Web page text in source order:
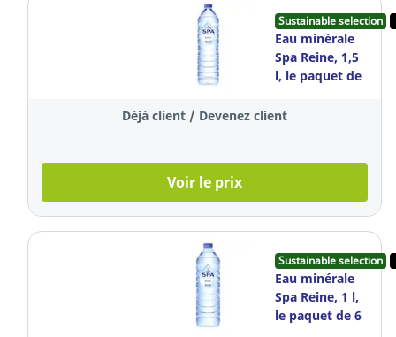
Sustainable selection
Eau minérale
Spa Reine, 1,5
l, le paquet de
Déjà client / Devenez client
Voir le prix
Sustainable selection
Eau minérale
Spa Reine, 1 l,
le paquet de 6